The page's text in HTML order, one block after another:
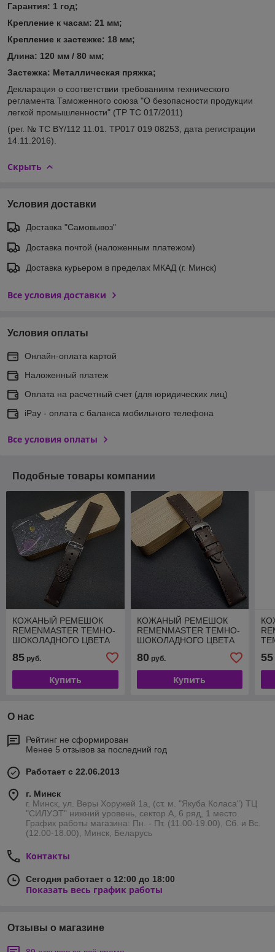
Гарантия: 1 год;
Крепление к часам: 21 мм;
Крепление к застежке: 18 мм;
Длина: 120 мм / 80 мм;
Застежка: Металлическая пряжка;
Декларация о соответствии требованиям технического
регламента Таможенного союза "О безопасности продукции
легкой промышленности" (ТР ТС 017/2011)
(рег. № ТС BY/112 11.01. TP017 019 08253, дата регистрации
14.11.2016).
Скрыть
Условия доставки
Доставка "Самовывоз"
Доставка почтой (наложенным платежом)
Доставка курьером в пределах МКАД (г. Минск)
Все условия доставки
Условия оплаты
Онлайн-оплата картой
Наложенный платеж
Оплата на расчетный счет (для юридических лиц)
iPay - оплата с баланса мобильного телефона
Все условия оплаты
Подобные товары компании
КОЖАНЫЙ РЕМЕШОК
REMENMASTER ТЕМНО-
ШОКОЛАДНОГО ЦВЕТА
M235-20
85 руб.
Купить
КОЖАНЫЙ РЕМЕШОК
REMENMASTER ТЕМНО-
ШОКОЛАДНОГО ЦВЕТА
RB007-22-20
80руб.
Купить
55
О нас
Рейтинг не сформирован
Менее 5 отзывов за последний год
Работает с 22.06.2013
г. Минск
г. Минск, ул. Веры Хоружей 1а, (ст. м. "Якуба Коласа") ТЦ
"СИЛУЭТ" нижний уровень, сектор А, 6 ряд, 1 место.
График работы магазина: Пн. - Пт. (11.00-19.00), Сб. и Вс.
(12.00-18.00), Минск, Беларусь
Контакты
Сегодня работает с 12:00 до 18:00
Показать весь график работы
Отзывы о магазине